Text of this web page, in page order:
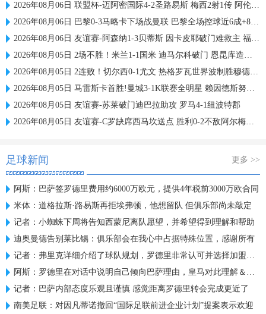
2026年08月06日 联盟杯-迈阿密国际4-2圣路易斯 梅西2射1传 阿伦助攻戴帽
2026年08月06日 巴黎0-3马略卡下场战曼联 巴黎全场控球近6成+8射3正未果
2026年08月06日 友谊赛-阿森纳1-3贝蒂斯 因卡皮耶破门难救主 福纳尔斯1射2传
2026年08月05日 2场不胜！米兰1-1国米 迪马尔科破门 恩昆库造点+点射拉莫斯登场
2026年08月05日 2连败！切尔西0-1尤文 热格罗瓦世界波制胜穆德里克时隔614天复出
2026年08月05日 马雷斯卡首胜!曼城3-1K联赛全明星 赖因德斯努里破门塞梅尼奥助攻
2026年08月05日 友谊赛-苏莱破门迪巴拉助攻 罗马4-1纽波特郡
2026年08月05日 友谊赛-C罗缺席西马坎送点 胜利0-2不敌阿尔梅里亚
足球新闻 更多 >>
阿斯：巴萨签罗德里费用约6000万欧元，提供4年税前3000万欧合同
米体：道格拉斯·路易斯再拒埃弗顿，他想留队 但俱乐部尚未敲定
记者：小蜘蛛下周将告知西蒙尼离队愿望，并希望得到理解和帮助
迪奥曼德告别莱比锡：俱乐部会在我心中占据特殊位置，感谢所有
记者：弗里克详细介绍了球队规划，罗德里非常认可并选择加盟巴萨
阿斯：罗德里在对话中说明自己倾向巴萨理由，皇马对此理解＆祝好
记者：巴萨内部态度乐观且谨慎 感觉距离罗德里转会完成更近了
南美足联：对因凡蒂诺撤回“国际足联前进企业计划”提案表示欢迎